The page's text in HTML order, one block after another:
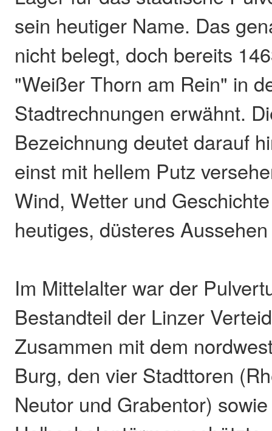
sein heutiger Name. Das
nicht belegt, doch bereits
"Weißer Thorn am Rein" in
Stadtrechnungen erwähnt.
Bezeichnung deutet darauf
einst mit hellem Putz
Wind, Wetter und
heutiges, düsteres
Im Mittelalter war der
Bestandteil der Linzer
Zusammen mit dem
Burg, den vier Stadttoren
Neutor und Grabentor)